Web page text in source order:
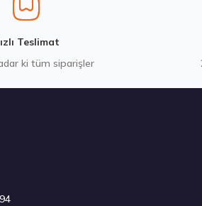
97W Eco 2 Yaz 2026
Teslimat
ki tüm siparişler